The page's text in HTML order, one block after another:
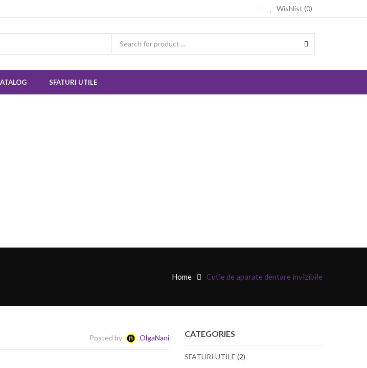
Wishlist (0)
SFATURI UTILE
Home Cutie de aparate dentare invizibile
Posted by OlgaNani CATEGORIES
SFATURI UTILE (2)